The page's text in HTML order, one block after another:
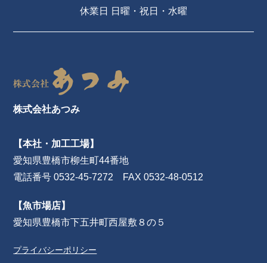
株式会社あつみ
【本社・加工工場】
愛知県豊橋市柳生町44番地
電話番号 0532-45-7272 FAX 0532-48-0512
【魚市場店】
愛知県豊橋市下五井町西屋敷８の５
プライバシーポリシー
休業日 日曜・祝日・水曜